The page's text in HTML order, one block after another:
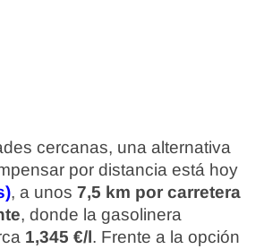
cercanas, una alternativa
por distancia está hoy
, a unos 7,5 km por carretera
, donde la gasolinera
1,345 €/l. Frente a la opción